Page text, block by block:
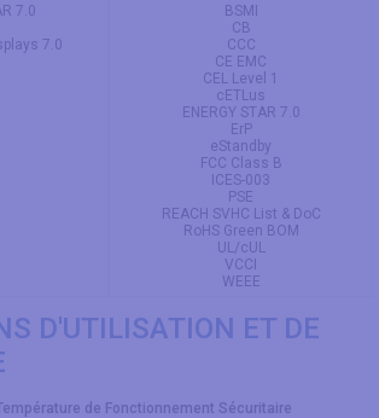
7.0
7.0
BSMI
CB
CCC
CE EMC
CEL Level 1
cETLus
ENERGY STAR 7.0
ErP
eStandby
FCC Class B
ICES-003
PSE
REACH SVHC List & DoC
RoHS Green BOM
UL/cUL
VCCI
WEEE
D'UTILISATION ET DE
de Fonctionnement Sécuritaire